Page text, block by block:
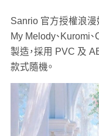
Sanrio 官方授權浪漫
My Melody、Kuromi
製造，採用 PVC 及
款式隨機。